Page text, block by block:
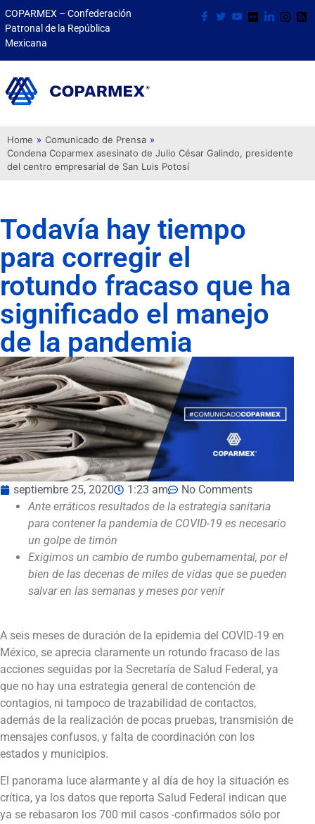
COPARMEX – Confederación
Patronal de la República
Mexicana
Home » Comunicado de Prensa »
Condena Coparmex asesinato de Julio César Galindo, presidente
del centro empresarial de San Luis Potosí
Todavía hay tiempo
para corregir el
rotundo fracaso que ha
significado el manejo
de la pandemia
septiembre 25, 2020 1:23 am
No Comments
Ante erráticos resultados de la estrategia sanitaria
para contener la pandemia de COVID-19 es necesario
un golpe de timón
Exigimos un cambio de rumbo gubernamental, por el
bien de las decenas de miles de vidas que se pueden
salvar en las semanas y meses por venir
A seis meses de duración de la epidemia del COVID-19 en
México, se aprecia claramente un rotundo fracaso de las
acciones seguidas por la Secretaría de Salud Federal, ya
que no hay una estrategia general de contención de
contagios, ni tampoco de trazabilidad de contactos,
además de la realización de pocas pruebas, transmisión de
mensajes confusos, y falta de coordinación con los
estados y municipios.
El panorama luce alarmante y al día de hoy la situación es
crítica, ya los datos que reporta Salud Federal indican que
ya se rebasaron los 700 mil casos -confirmados sólo por